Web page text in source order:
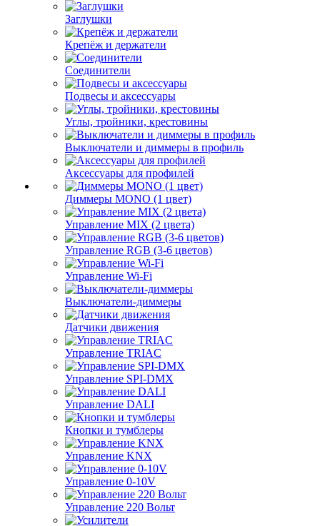
Заглушки
Крепёж и держатели
Соединители
Подвесы и аксессуары
Углы, тройники, крестовины
Выключатели и диммеры в профиль
Аксессуары для профилей
Диммеры MONO (1 цвет)
Управление MIX (2 цвета)
Управление RGB (3-6 цветов)
Управление Wi-Fi
Выключатели-диммеры
Датчики движения
Управление TRIAC
Управление SPI-DMX
Управление DALI
Кнопки и тумблеры
Управление KNX
Управление 0-10V
Управление 220 Вольт